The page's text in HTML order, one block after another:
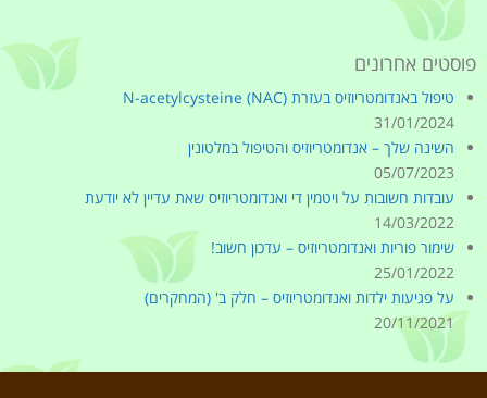
פוסטים אחרונים
טיפול באנדומטריוזיס בעזרת (N-acetylcysteine (NAC
31/01/2024
השינה שלך – אנדומטריוזיס והטיפול במלטונין
05/07/2023
עובדות חשובות על ויטמין די ואנדומטריוזיס שאת עדיין לא יודעת
14/03/2022
שימור פוריות ואנדומטריוזיס – עדכון חשוב!
25/01/2022
על פגיעות ילדות ואנדומטריוזיס – חלק ב' (המחקרים)
20/11/2021